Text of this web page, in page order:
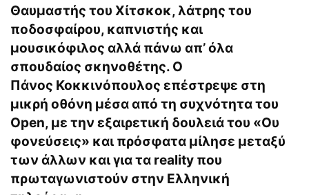
Θαυμαστής του Χίτσκοκ, λάτρης του
ποδοσφαίρου, καπνιστής και
μουσικόφιλος αλλά πάνω απ’ όλα
σπουδαίος σκηνοθέτης. Ο
Πάνος Κοκκινόπουλος επέστρεψε στη
μικρή οθόνη μέσα από τη συχνότητα του
Οpen, με την εξαιρετική δουλειά του «Ου
φονεύσεις» και πρόσφατα μίλησε μεταξύ
των άλλων και για τα reality που
πρωταγωνιστούν στην Ελληνική